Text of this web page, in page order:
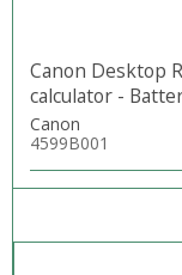
Canon Desktop
calculator -
Canon
4599B001